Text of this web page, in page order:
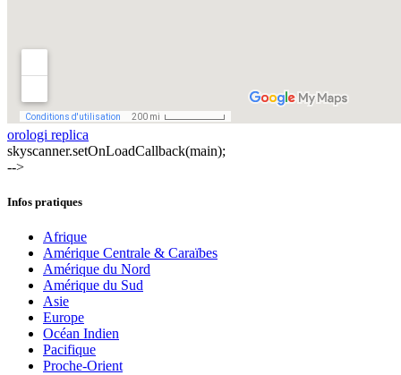
orologi replica
skyscanner.setOnLoadCallback(main);
-->
Infos pratiques
Afrique
Amérique Centrale & Caraïbes
Amérique du Nord
Amérique du Sud
Asie
Europe
Océan Indien
Pacifique
Proche-Orient